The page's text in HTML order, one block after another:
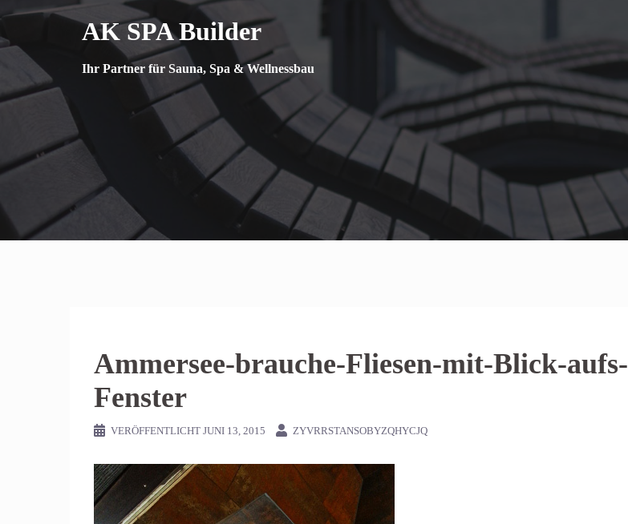
Springe
Inhalt
AK SPA Builder
Ihr Partner für Sauna, Spa & Wellnessbau
Ammersee-brauche-Fliesen-mit-Blick-aufs-
Fenster
VERÖFFENTLICHT JUNI 13, 2015 ZYVRRSTANSOBYZQHYCJQ